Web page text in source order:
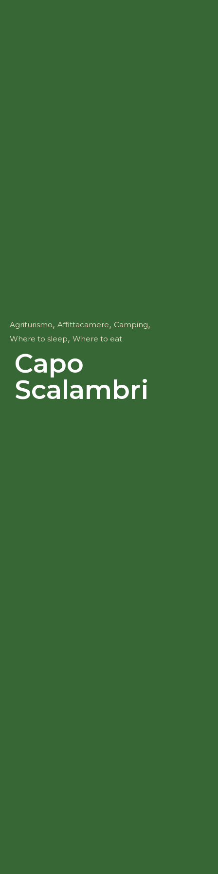
Capo
Scalambri
Agriturismo, Affittacamere, Camping,
Where to sleep, Where to eat